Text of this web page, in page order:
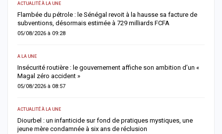
ACTUALITÉ À LA UNE
Flambée du pétrole : le Sénégal revoit à la hausse sa facture de
subventions, désormais estimée à 729 milliards FCFA
05/08/2026 à 09:28
A LA UNE
Insécurité routière : le gouvernement affiche son ambition d’un «
Magal zéro accident »
05/08/2026 à 08:57
ACTUALITÉ À LA UNE
Diourbel : un infanticide sur fond de pratiques mystiques, une
jeune mère condamnée à six ans de réclusion